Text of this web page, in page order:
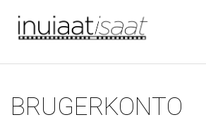
Du er her
BRUGERKONTO
Primære faneblade